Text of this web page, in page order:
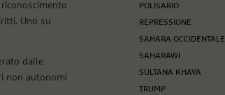
Uno su
dalle
non autonomi
POLISARIO
REPRESSIONE
SAHARA OCCIDENTALE
SAHARAWI
SULTANA KHAYA
TRUMP